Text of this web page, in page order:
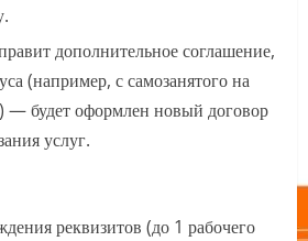
дополнительное соглашение,
(например, с самозанятого на
будет оформлен новый договор
услуг.
реквизитов (до 1 рабочего